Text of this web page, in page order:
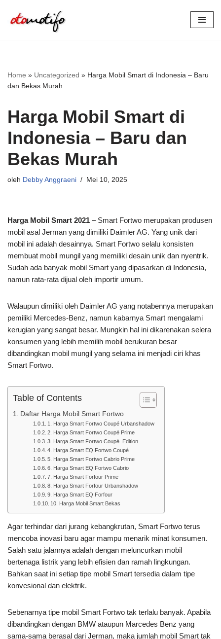
Lompat
Home » Uncategorized » Harga Mobil Smart di Indonesia – Baru
dan Bekas Murah
Harga Mobil Smart di
Indonesia – Baru dan
Bekas Murah
oleh Debby Anggraeni Mei 10, 2025
Harga Mobil Smart 2021 – Smart Fortwo merupakan produsen
mobil asal Jerman yang dimiliki Daimler AG. Yang unik dari
mobil ini adalah desainnya. Smart Fortwo selalu konsisten
membuat mobil mungil yang memiliki desain unik dan nyentrik.
Sudah ada banyak mobil Smart yang dipasarkan di Indonesia,
namun rata-rata dijual oleh importir umum.
Walaupun dimiliki oleh Daimler AG yang notabennya merupakan
pemiliki Mercedes-Benz, namun kabarnya Smart mengalami
kerugian yang sangat besar. Mungkin hal ini dikarenakan selera
konsumen yang lebih memilih mobil berukuran besar
dibandingkan mobil mungil yang selama ini menjadi ciri khas
Smart Fortwo.
Table of Contents
Daftar Harga Mobil Smart Fortwo
1. Harga Smart Fortwo Coupé Urbanshadow
2. Harga Smart Fortwo Coupé Prime
3. Harga Smart Fortwo Coupé Edition
4. Harga Smart EQ Fortwo Coupé
5. Harga Smart Fortwo Cabrio Prime
6. Harga Smart EQ Fortwo Cabrio
7. Harga Smart Forfour Prime
8. Harga Smart Forfour Urbanshadow
9. Harga Smart EQ Forfour
10. Harga Mobil Smart Bekas
Agar terhindar dari jurang kebangkrutan, Smart Fortwo terus
mencoba inovasi baru agar mampu menarik minat konsumen.
Salah satu jalannya adalah dengan meluncurkan mobil
bertenaga listrik yang lebih efisien dan ramah lingkungan.
Bahkan saat ini setiap tipe mobil Smart tersedia dalam tipe
konvesional dan elektrik.
Sebenarnya tipe mobil Smart Fortwo tak terlalu banyak. Apabila
dibandingkan dengan BMW ataupun Marcedes Benz yang
sama-sama berasal dari Jerman, maka jumlah mobil Smart tak